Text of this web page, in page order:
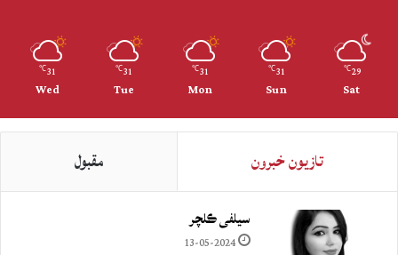
29
℃
Sat
31
℃
Sun
31
℃
Mon
31
℃
Tue
31
℃
Wed
تازيون خبرون مقبول
سيلفي ڪلچر
13-05-2024